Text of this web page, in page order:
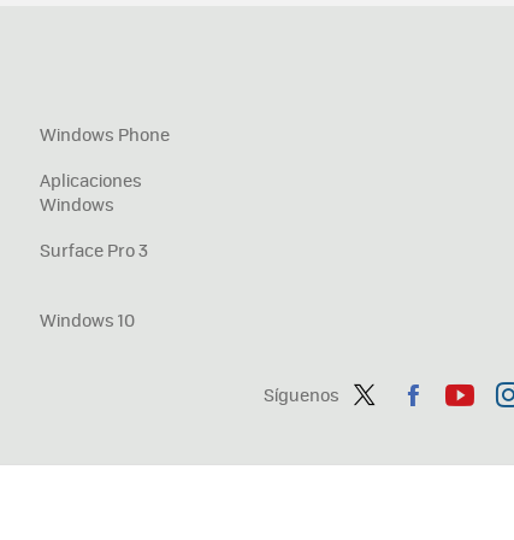
Síguenos
ter
ebo tub
Windows Phone
Aplicaciones
Windows
Surface Pro 3
Windows 10